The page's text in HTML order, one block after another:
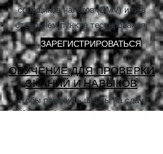
сборщиков налогов (DMV) или в
стороннем пункте тестирования.
ЗАРЕГИСТРИРОВАТЬСЯ
ОБУЧЕНИЕ ДЛЯ ПРОВЕРКИ
ЗНАНИЙ И НАВЫКОВ
Чтобы повысить шансы на сдачу
экзамена с первого раза, учебные